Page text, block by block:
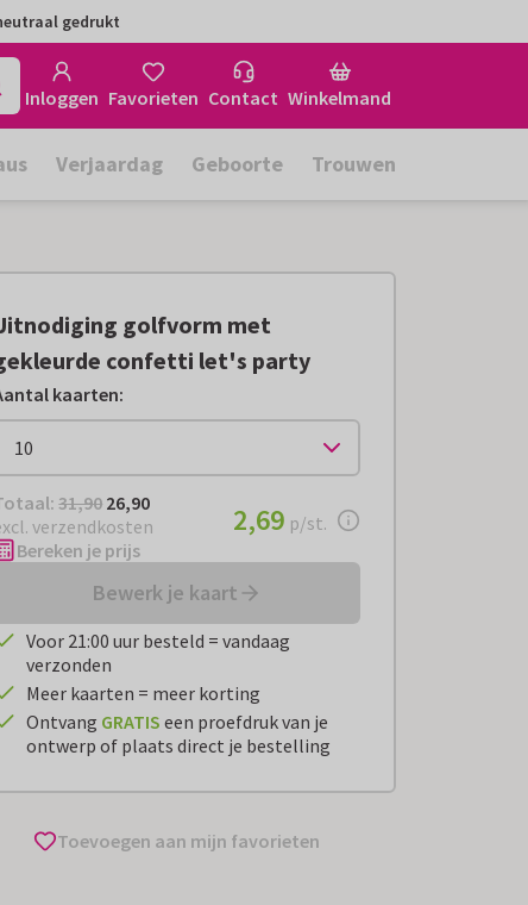
gedrukt
Inloggen Favorieten Contact Winkelmand
Verjaardag Geboorte Trouwen
golfvorm met
confetti let's party
kaarten:
€ 26,90
31,90 26,90
verzendkosten
€ 2,69per stuk
2,69 p/st.
Bereken je prijs
Bewerk je kaart
Voor 21:00 uur besteld = vandaag
verzonden
Meer kaarten = meer korting
Ontvang GRATIS een proefdruk van je
ontwerp of plaats direct je bestelling
Toevoegen aan mijn favorieten